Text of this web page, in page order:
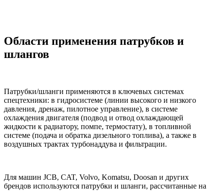
Области применения патрубков и
шлангов
Патрубки/шланги применяются в ключевых системах
спецтехники: в гидросистеме (линии высокого и низкого
давления, дренаж, пилотное управление), в системе
охлаждения двигателя (подвод и отвод охлаждающей
жидкости к радиатору, помпе, термостату), в топливной
системе (подача и обратка дизельного топлива), а также в
воздушных трактах турбонаддува и фильтрации.
Для машин JCB, CAT, Volvo, Komatsu, Doosan и других
брендов используются патрубки и шланги, рассчитанные на